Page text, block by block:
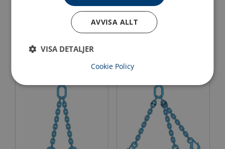
Kättingredskap CSY-180
Se produkt
Kättingredskap CSY-275
AVVISA ALLT
VISA DETALJER
Cookie Policy